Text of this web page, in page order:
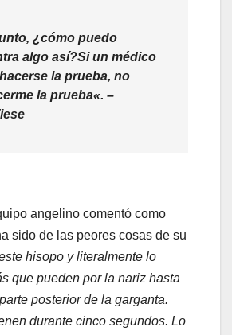
¿cómo puedo
algo así?Si un médico
la prueba, no
la prueba«. –
angelino comentó como
sido de las peores cosas de su
hisopo y literalmente lo
que pueden por la nariz hasta
posterior de la garganta.
durante cinco segundos. Lo